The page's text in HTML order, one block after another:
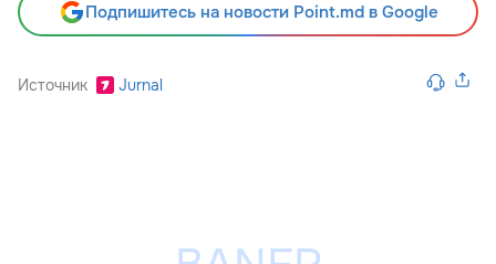
Подпишитесь на новости Point.md в Google
Источник Jurnal